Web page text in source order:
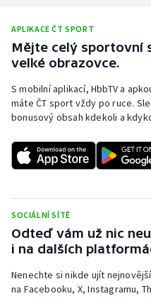
Plážový volejbal
Ragby
Rychlobruslení
Short track
Sportovní střelba
Stolní tenis
Triatlon
APLIKACE ČT SPORT
Mějte celý sportovní
velké obrazovce.
S mobilní aplikací, HbbTV a
máte ČT sport vždy po ruce.
bonusový obsah kdekoli a
SOCIÁLNÍ SÍTĚ
Odteď vám už nic
i na dalších
Nenechte si nikde ujít
na Facebooku, X, Instagramu,